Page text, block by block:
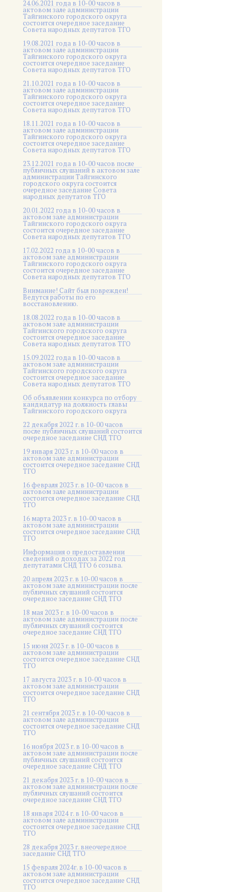
24.06.2021 года в 10-00 часов в
актовом зале администрации
Тайгинского городского округа
состоится очередное заседание
Совета народных депутатов ТГО
19.08.2021 года в 10-00 часов в
актовом зале администрации
Тайгинского городского округа
состоится очередное заседание
Совета народных депутатов ТГО
21.10.2021 года в 10-00 часов в
актовом зале администрации
Тайгинского городского округа
состоится очередное заседание
Совета народных депутатов ТГО
18.11.2021 года в 10-00 часов в
актовом зале администрации
Тайгинского городского округа
состоится очередное заседание
Совета народных депутатов ТГО
23.12.2021 года в 10-00 часов после
публичных слушаний в актовом зале
администрации Тайгинского
городского округа состоится
очередное заседание Совета
народных депутатов ТГО
20.01.2022 года в 10-00 часов в
актовом зале администрации
Тайгинского городского округа
состоится очередное заседание
Совета народных депутатов ТГО
17.02.2022 года в 10-00 часов в
актовом зале администрации
Тайгинского городского округа
состоится очередное заседание
Совета народных депутатов ТГО
Внимание! Сайт был поврежден!
Ведутся работы по его
восстановлению.
18.08.2022 года в 10-00 часов в
актовом зале администрации
Тайгинского городского округа
состоится очередное заседание
Совета народных депутатов ТГО
15.09.2022 года в 10-00 часов в
актовом зале администрации
Тайгинского городского округа
состоится очередное заседание
Совета народных депутатов ТГО
Об объявлении конкурса по отбору
кандидатур на должность главы
Тайгинского городского округа
22 декабря 2022 г. в 10-00 часов
после публичных слушаний состоится
очередное заседание СНД ТГО
19 января 2023 г. в 10-00 часов в
актовом зале администрации
состоится очередное заседание СНД
ТГО
16 февраля 2023 г. в 10-00 часов в
актовом зале администрации
состоится очередное заседание СНД
ТГО
16 марта 2023 г. в 10-00 часов в
актовом зале администрации
состоится очередное заседание СНД
ТГО
Информация о предоставлении
сведений о доходах за 2022 год
депутатами СНД ТГО 6 созыва.
20 апреля 2023 г. в 10-00 часов в
актовом зале администрации после
публичных слушаний состоится
очередное заседание СНД ТГО
18 мая 2023 г. в 10-00 часов в
актовом зале администрации после
публичных слушаний состоится
очередное заседание СНД ТГО
15 июня 2023 г. в 10-00 часов в
актовом зале администрации
состоится очередное заседание СНД
ТГО
17 августа 2023 г. в 10-00 часов в
актовом зале администрации
состоится очередное заседание СНД
ТГО
21 сентября 2023 г. в 10-00 часов в
актовом зале администрации
состоится очередное заседание СНД
ТГО
16 ноября 2023 г. в 10-00 часов в
актовом зале администрации после
публичных слушаний состоится
очередное заседание СНД ТГО
21 декабря 2023 г. в 10-00 часов в
актовом зале администрации после
публичных слушаний состоится
очередное заседание СНД ТГО
18 января 2024 г. в 10-00 часов в
актовом зале администрации
состоится очередное заседание СНД
ТГО
28 декабря 2023 г. внеочередное
заседание СНД ТГО
15 февраля 2024г. в 10-00 часов в
актовом зале администрации
состоится очередное заседание СНД
ТГО